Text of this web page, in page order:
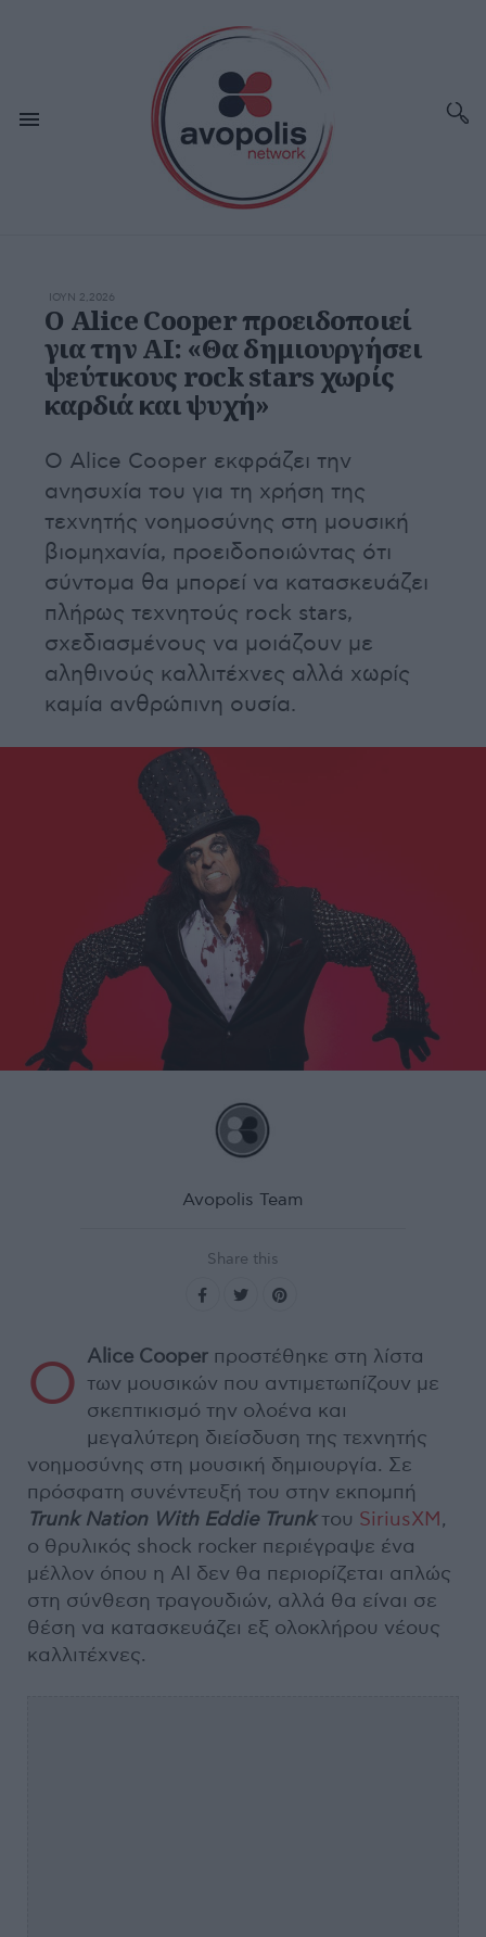
ΙΟΥΝ 2,2026
Ο Alice Cooper προειδοποιεί
για την AI: «Θα δημιουργήσει
ψεύτικους rock stars χωρίς
καρδιά και ψυχή»
Ο Alice Cooper εκφράζει την
ανησυχία του για τη χρήση της
τεχνητής νοημοσύνης στη μουσική
βιομηχανία, προειδοποιώντας ότι
σύντομα θα μπορεί να κατασκευάζει
πλήρως τεχνητούς rock stars,
σχεδιασμένους να μοιάζουν με
αληθινούς καλλιτέχνες αλλά χωρίς
καμία ανθρώπινη ουσία.
Avopolis Team
Share this
Ο Alice Cooper προστέθηκε στη λίστα
των μουσικών που αντιμετωπίζουν με
σκεπτικισμό την ολοένα και
μεγαλύτερη διείσδυση της τεχνητής
νοημοσύνης στη μουσική δημιουργία. Σε
πρόσφατη συνέντευξή του στην εκπομπή
Trunk Nation With Eddie Trunkτου SiriusXM,
ο θρυλικός shock rocker περιέγραψε ένα
μέλλον όπου η AI δεν θα περιορίζεται απλώς
στη σύνθεση τραγουδιών, αλλά θα είναι σε
θέση να κατασκευάζει εξ ολοκλήρου νέους
καλλιτέχνες.